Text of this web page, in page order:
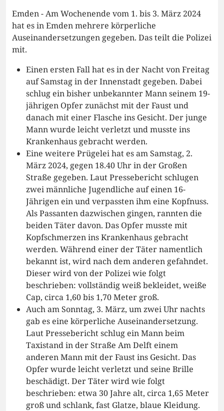
Emden - Am Wochenende vom 1. bis 3. März 2024
hat es in Emden mehrere körperliche
Auseinandersetzungen gegeben. Das teilt die Polizei
mit.
Einen ersten Fall hat es in der Nacht von Freitag
auf Samstag in der Innenstadt gegeben. Dabei
schlug ein bisher unbekannter Mann seinem 19-
jährigen Opfer zunächst mit der Faust und
danach mit einer Flasche ins Gesicht. Der junge
Mann wurde leicht verletzt und musste ins
Krankenhaus gebracht werden.
Eine weitere Prügelei hat es am Samstag, 2.
März 2024, gegen 18.40 Uhr in der Großen
Straße gegeben. Laut Pressebericht schlugen
zwei männliche Jugendliche auf einen 16-
Jährigen ein und verpassten ihm eine Kopfnuss.
Als Passanten dazwischen gingen, rannten die
beiden Täter davon. Das Opfer musste mit
Kopfschmerzen ins Krankenhaus gebracht
werden. Während einer der Täter namentlich
bekannt ist, wird nach dem anderen gefahndet.
Dieser wird von der Polizei wie folgt
beschrieben: vollständig weiß bekleidet, weiße
Cap, circa 1,60 bis 1,70 Meter groß.
Auch am Sonntag, 3. März, um zwei Uhr nachts
gab es eine körperliche Auseinandersetzung.
Laut Pressebericht schlug ein Mann beim
Taxistand in der Straße Am Delft einem
anderen Mann mit der Faust ins Gesicht. Das
Opfer wurde leicht verletzt und seine Brille
beschädigt. Der Täter wird wie folgt
beschrieben: etwa 30 Jahre alt, circa 1,65 Meter
groß und schlank, fast Glatze, blaue Kleidung.